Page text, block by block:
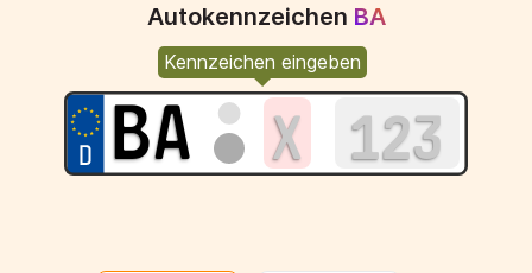
Autokennzeichen BA
Kennzeichen eingeben